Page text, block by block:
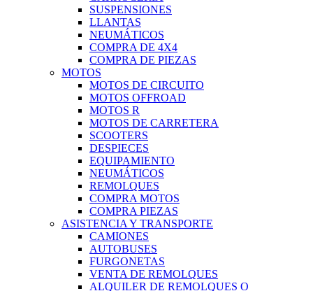
SUSPENSIONES
LLANTAS
NEUMÁTICOS
COMPRA DE 4X4
COMPRA DE PIEZAS
MOTOS
MOTOS DE CIRCUITO
MOTOS OFFROAD
MOTOS R
MOTOS DE CARRETERA
SCOOTERS
DESPIECES
EQUIPAMIENTO
NEUMÁTICOS
REMOLQUES
COMPRA MOTOS
COMPRA PIEZAS
ASISTENCIA Y TRANSPORTE
CAMIONES
AUTOBUSES
FURGONETAS
VENTA DE REMOLQUES
ALQUILER DE REMOLQUES O